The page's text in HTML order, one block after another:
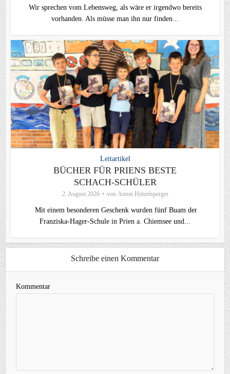
Wir sprechen vom Lebensweg, als wäre er irgendwo bereits
vorhanden. Als müsse man ihn nur finden...
Leitartikel
BÜCHER FÜR PRIENS BESTE
SCHACH-SCHÜLER
2. August 2026 von Anton Hötzelsperger
Mit einem besonderen Geschenk wurden fünf Buam der
Franziska-Hager-Schule in Prien a. Chiemsee und...
Schreibe einen Kommentar
Kommentar